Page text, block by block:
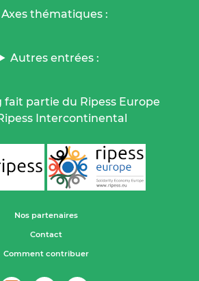
Axes thématiques :
Autres entrées :
fait partie du Ripess Europe
Intercontinental
Nos partenaires
Contact
Comment contribuer